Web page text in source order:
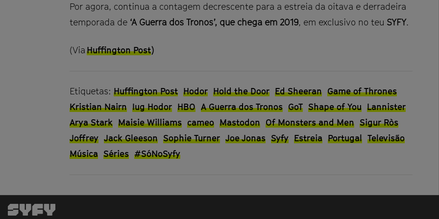
Por agora, continua a contagem decrescente para a estreia da oitava e derradeira
temporada de ‘A Guerra dos Tronos’, que chega em 2019, em exclusivo no teu SYFY.
(ViaHuffington Post)
Etiquetas: Huffington Post Hodor Hold the Door Ed Sheeran Game of Thrones
Kristian Nairn Iug Hodor HBO A Guerra dos Tronos GoT Shape of You Lannister
Arya Stark Maisie Williams cameo Mastodon Of Monsters and Men Sigur Ròs
Joffrey Jack Gleeson Sophie Turner Joe Jonas Syfy Estreia Portugal Televisão
Música Séries #SóNoSyfy